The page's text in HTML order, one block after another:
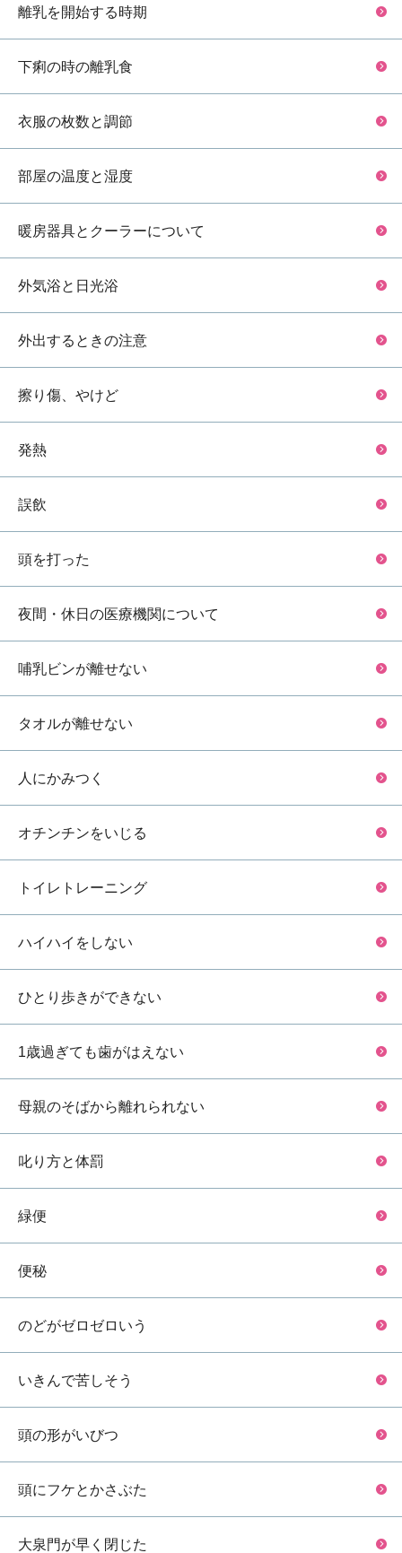
離乳を開始する時期
下痢の時の離乳食
衣服の枚数と調節
部屋の温度と湿度
暖房器具とクーラーについて
外気浴と日光浴
外出するときの注意
擦り傷、やけど
発熱
誤飲
頭を打った
夜間・休日の医療機関について
哺乳ビンが離せない
タオルが離せない
人にかみつく
オチンチンをいじる
トイレトレーニング
ハイハイをしない
ひとり歩きができない
1歳過ぎても歯がはえない
母親のそばから離れられない
叱り方と体罰
緑便
便秘
のどがゼロゼロいう
いきんで苦しそう
頭の形がいびつ
頭にフケとかさぶた
大泉門が早く閉じた